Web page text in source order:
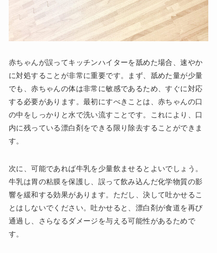
赤ちゃんが誤ってキッチンハイターを舐めた場合、速やか
に対処することが非常に重要です。まず、舐めた量が少量
でも、赤ちゃんの体は非常に敏感であるため、すぐに対応
する必要があります。最初にすべきことは、赤ちゃんの口
の中をしっかりと水で洗い流すことです。これにより、口
内に残っている漂白剤をできる限り除去することができま
す。
次に、可能であれば牛乳を少量飲ませるとよいでしょう。
牛乳は胃の粘膜を保護し、誤って飲み込んだ化学物質の影
響を緩和する効果があります。ただし、決して吐かせるこ
とはしないでください。吐かせると、漂白剤が食道を再び
通過し、さらなるダメージを与える可能性があるためで
す。